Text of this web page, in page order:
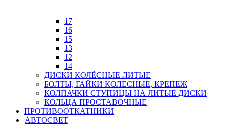
17
16
15
13
12
14
ДИСКИ КОЛЁСНЫЕ ЛИТЫЕ
БОЛТЫ, ГАЙКИ КОЛЕСНЫЕ, КРЕПЕЖ
КОЛПАЧКИ СТУПИЦЫ НА ЛИТЫЕ ДИСКИ
КОЛЬЦА ПРОСТАВОЧНЫЕ
ПРОТИВООТКАТНИКИ
АВТОСВЕТ